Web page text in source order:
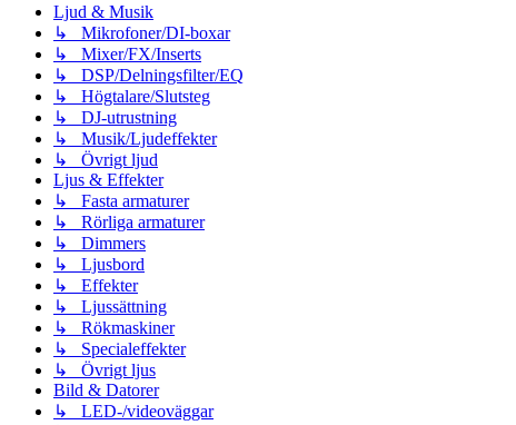
Ljud & Musik
↳ Mikrofoner/DI-boxar
↳ Mixer/FX/Inserts
↳ DSP/Delningsfilter/EQ
↳ Högtalare/Slutsteg
↳ DJ-utrustning
↳ Musik/Ljudeffekter
↳ Övrigt ljud
Ljus & Effekter
↳ Fasta armaturer
↳ Rörliga armaturer
↳ Dimmers
↳ Ljusbord
↳ Effekter
↳ Ljussättning
↳ Rökmaskiner
↳ Specialeffekter
↳ Övrigt ljus
Bild & Datorer
↳ LED-/videoväggar